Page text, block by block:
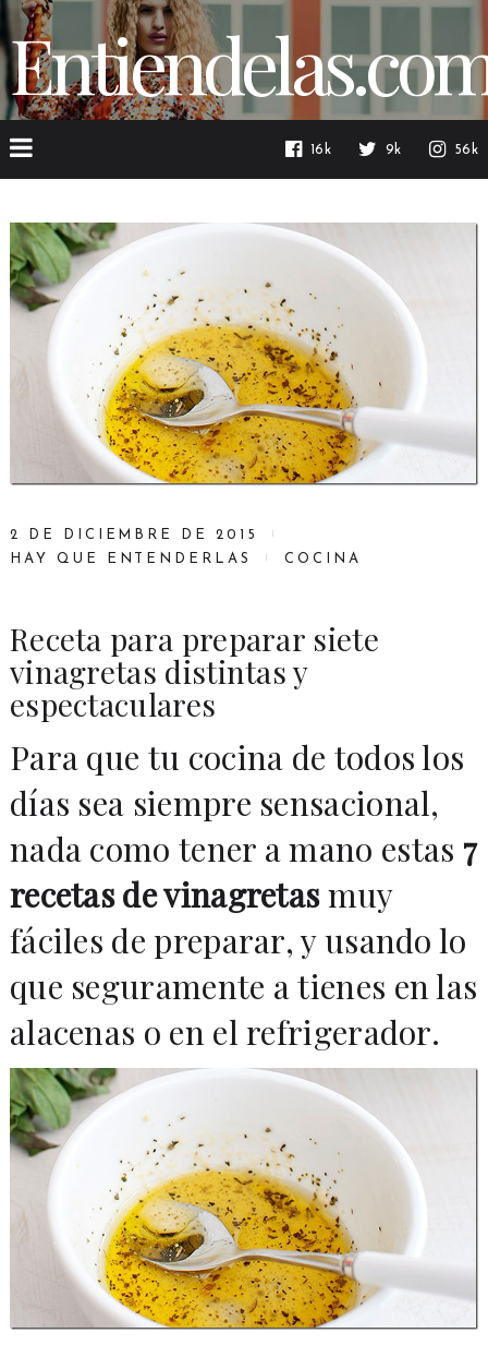
16k 9k 56k
2 DE DICIEMBRE DE 2015
HAY QUE ENTENDERLAS
COCINA
Receta para preparar siete
vinagretas distintas y
espectaculares
Para que tu cocina de todos los
días sea siempre sensacional,
nada como tener a mano estas 7
recetas de vinagretasmuy
fáciles de preparar, y usando lo
que seguramente a tienes en las
alacenas o en el refrigerador.